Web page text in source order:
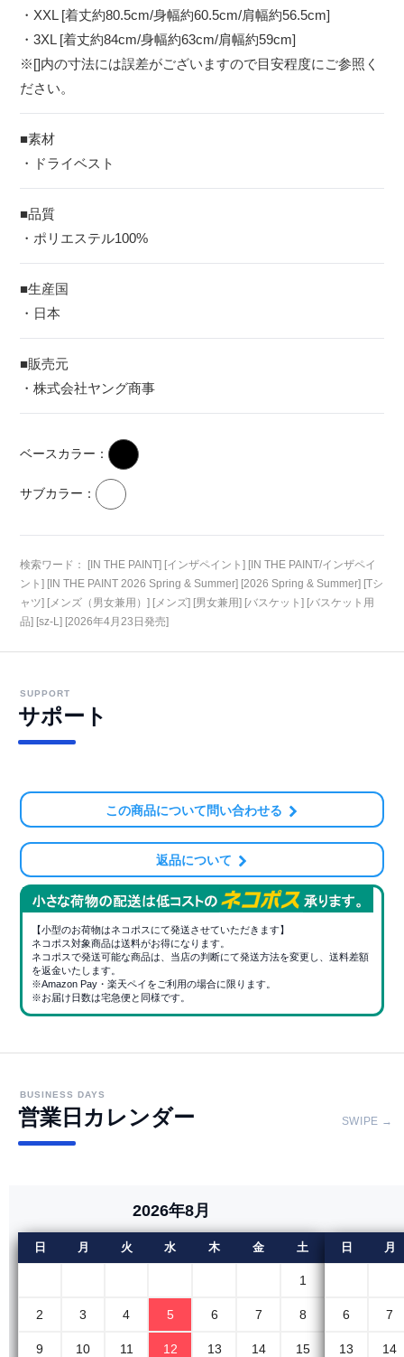
・XXL [着丈約80.5cm/身幅約60.5cm/肩幅約56.5cm]
・3XL [着丈約84cm/身幅約63cm/肩幅約59cm]
※[]内の寸法には誤差がございますので目安程度にご参照く
ださい。
■素材
・ドライベスト
■品質
・ポリエステル100%
■生産国
・日本
■販売元
・株式会社ヤング商事
ベースカラー：
サブカラー：
検索ワード： [IN THE PAINT] [インザペイント] [IN THE PAINT/インザペイ
ント] [IN THE PAINT 2026 Spring & Summer] [2026 Spring & Summer] [Tシ
ャツ] [メンズ（男女兼用）] [メンズ] [男女兼用] [バスケット] [バスケット用
品] [sz-L] [2026年4月23日発売]
SUPPORT
サポート
この商品について問い合わせる
返品について
【小型のお荷物はネコポスにて発送させていただきます】
ネコポス対象商品は送料がお得になります。
ネコポスで発送可能な商品は、当店の判断にて発送方法を変更し、送料差額
を返金いたします。
※Amazon Pay・楽天ペイをご利用の場合に限ります。
※お届け日数は宅急便と同様です。
BUSINESS DAYS
営業日カレンダー SWIPE →
2026年8月
日 月 火 水 木 金 土
1
2 3 4 5 6 7 8
9 10 11 12 13 14 15
日 月
6 7
13 14